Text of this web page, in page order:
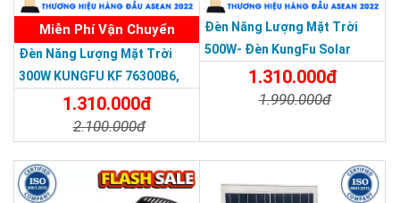
Miễn Phí Vận Chuyển
Đèn Năng Lượng Mặt Trời
300W KUNGFU KF 76300B6,
IP68, Bảng Giá 2026
1.310.000đ
2.100.000đ
Đèn Năng Lượng Mặt Trời
500W- Đèn KungFu Solar
Năng Lượng Mặt Trời 500W,IP
67 Loại Lớn
1.310.000đ
1.990.000đ